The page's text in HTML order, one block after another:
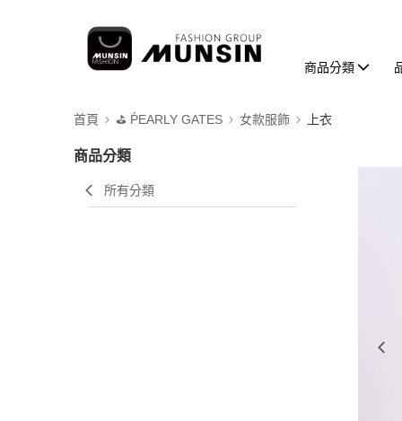
商品分類
首頁 ⛳️ ṔEARLY GATES 女款服飾 上衣
商品分類
所有分類